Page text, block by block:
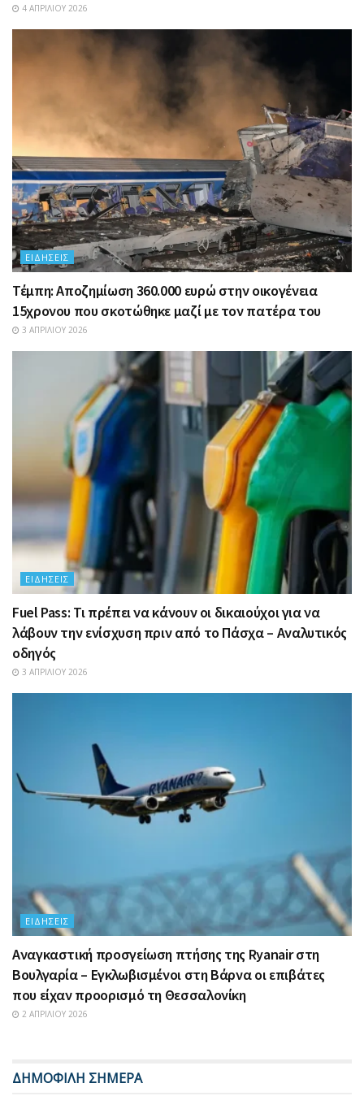
4 ΑΠΡΙΛΊΟΥ 2026
ΕΙΔΉΣΕΙΣ
Τέμπη: Αποζημίωση 360.000 ευρώ στην οικογένεια
15χρονου που σκοτώθηκε μαζί με τον πατέρα του
3 ΑΠΡΙΛΊΟΥ 2026
ΕΙΔΉΣΕΙΣ
Fuel Pass: Τι πρέπει να κάνουν οι δικαιούχοι για να
λάβουν την ενίσχυση πριν από το Πάσχα – Αναλυτικός
οδηγός
3 ΑΠΡΙΛΊΟΥ 2026
ΕΙΔΉΣΕΙΣ
Αναγκαστική προσγείωση πτήσης της Ryanair στη
Βουλγαρία – Εγκλωβισμένοι στη Βάρνα οι επιβάτες
που είχαν προορισμό τη Θεσσαλονίκη
2 ΑΠΡΙΛΊΟΥ 2026
ΔΗΜΟΦΙΛΗ ΣΗΜΕΡΑ